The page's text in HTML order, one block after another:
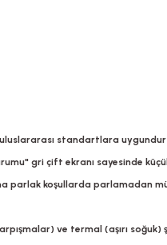
standartlara uygundur
gri çift ekranı sayesinde
parlak koşullarda parlamadan
ve termal (aşırı soğuk)